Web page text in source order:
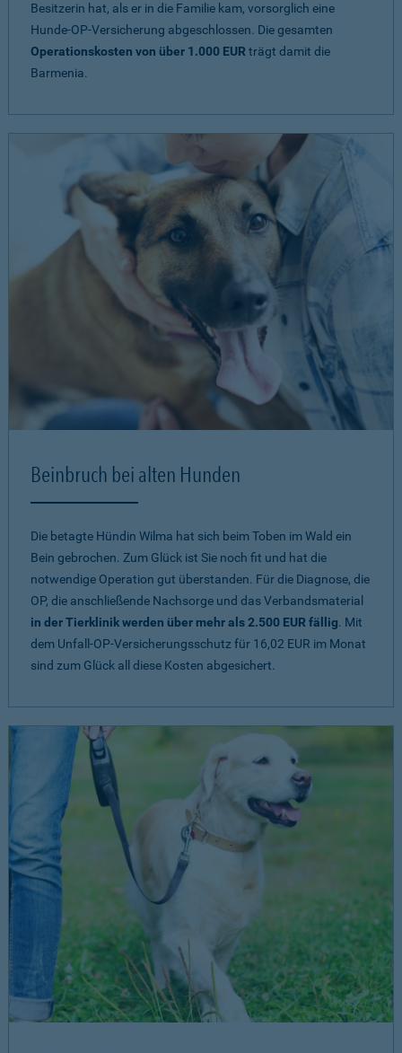
Besitzerin hat, als er in die Familie kam, vorsorglich eine
Hunde-OP-Versicherung abgeschlossen. Die gesamten
Operationskosten von über 1.000 EUR trägt damit die
Barmenia.
Beinbruch bei alten Hunden
Die betagte Hündin Wilma hat sich beim Toben im Wald ein
Bein gebrochen. Zum Glück ist Sie noch fit und hat die
notwendige Operation gut überstanden. Für die Diagnose, die
OP, die anschließende Nachsorge und das Verbandsmaterial
in der Tierklinik werden über mehr als 2.500 EUR fällig. Mit
dem Unfall-OP-Versicherungsschutz für 16,02 EUR im Monat
sind zum Glück all diese Kosten abgesichert.